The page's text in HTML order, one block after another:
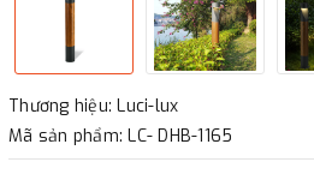
Thương hiệu: Luci-lux
Mã sản phẩm: LC- DHB-1165